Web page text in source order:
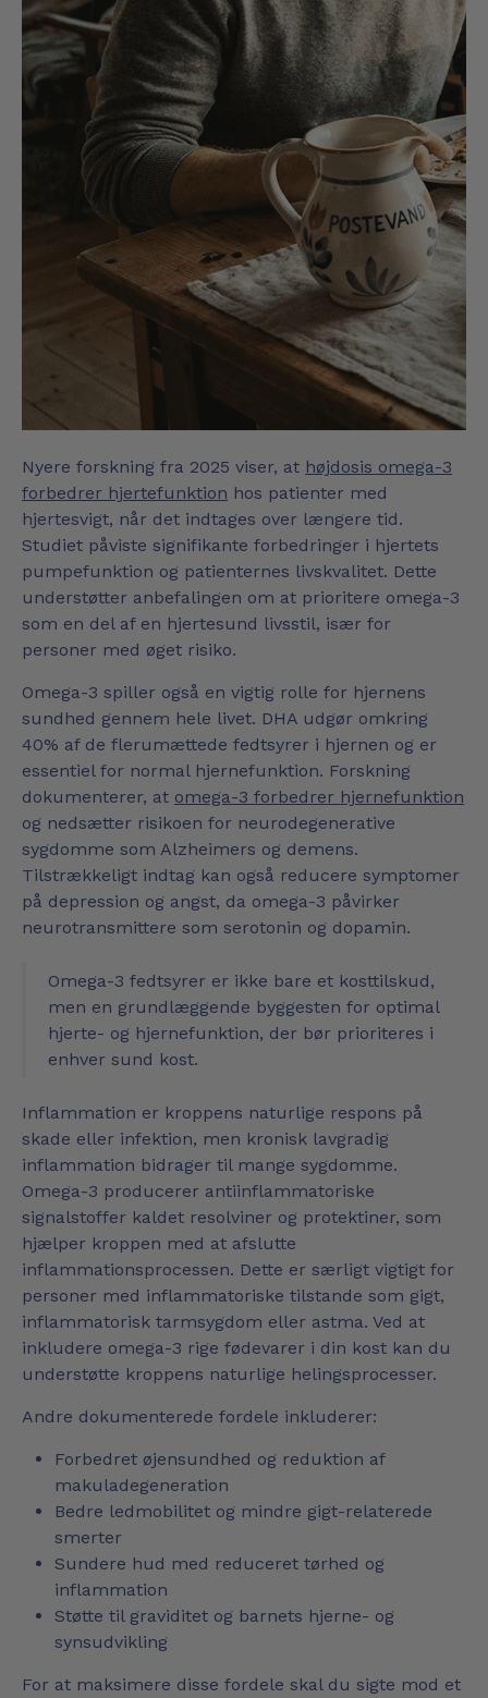
Nyere forskning fra 2025 viser, at højdosis omega-3
forbedrer hjertefunktion hos patienter med
hjertesvigt, når det indtages over længere tid.
Studiet påviste signifikante forbedringer i hjertets
pumpefunktion og patienternes livskvalitet. Dette
understøtter anbefalingen om at prioritere omega-3
som en del af en hjertesund livsstil, især for
personer med øget risiko.
Omega-3 spiller også en vigtig rolle for hjernens
sundhed gennem hele livet. DHA udgør omkring
40% af de flerumættede fedtsyrer i hjernen og er
essentiel for normal hjernefunktion. Forskning
dokumenterer, at omega-3 forbedrer hjernefunktion
og nedsætter risikoen for neurodegenerative
sygdomme som Alzheimers og demens.
Tilstrækkeligt indtag kan også reducere symptomer
på depression og angst, da omega-3 påvirker
neurotransmittere som serotonin og dopamin.
Omega-3 fedtsyrer er ikke bare et kosttilskud,
men en grundlæggende byggesten for optimal
hjerte- og hjernefunktion, der bør prioriteres i
enhver sund kost.
Inflammation er kroppens naturlige respons på
skade eller infektion, men kronisk lavgradig
inflammation bidrager til mange sygdomme.
Omega-3 producerer antiinflammatoriske
signalstoffer kaldet resolviner og protektiner, som
hjælper kroppen med at afslutte
inflammationsprocessen. Dette er særligt vigtigt for
personer med inflammatoriske tilstande som gigt,
inflammatorisk tarmsygdom eller astma. Ved at
inkludere omega-3 rige fødevarer i din kost kan du
understøtte kroppens naturlige helingsprocesser.
Andre dokumenterede fordele inkluderer:
Forbedret øjensundhed og reduktion af
makuladegeneration
Bedre ledmobilitet og mindre gigt-relaterede
smerter
Sundere hud med reduceret tørhed og
inflammation
Støtte til graviditet og barnets hjerne- og
synsudvikling
For at maksimere disse fordele skal du sigte mod et